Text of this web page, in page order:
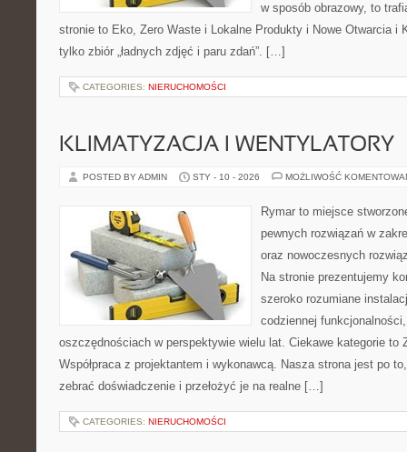
w sposób obrazowy, to
stronie to Eko, Zero Waste i Lokalne Produkty i Nowe Otwarcia i
tylko zbiór „ładnych zdjęć i paru zdań”. […]
CATEGORIES: NIERUCHOMOŚCI
KLIMATYZACJA I WENTYLATORY
POSTED BY ADMIN STY - 10 - 2026 MOŻLIWOŚĆ
Rymar to miejsce
pewnych rozwiązań w
oraz nowoczesnych
Na stronie prezentujemy
szeroko rozumiane
codziennej
oszczędnościach w perspektywie wielu lat. Ciekawe kategorie to
Współpraca z projektantem i wykonawcą. Nasza strona jest po
zebrać doświadczenie i przełożyć je na realne […]
CATEGORIES: NIERUCHOMOŚCI